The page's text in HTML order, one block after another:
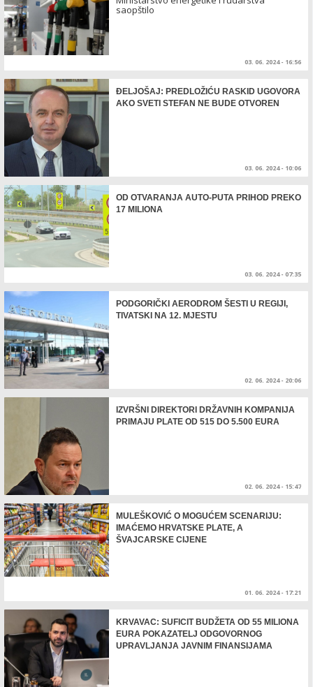
saopštilo
03. 06. 2024 - 16:56
ĐELJOŠAJ: PREDLOŽIĆU RASKID UGOVORA
AKO SVETI STEFAN NE BUDE OTVOREN
03. 06. 2024 - 10:06
OD OTVARANJA AUTO-PUTA PRIHOD PREKO
17 MILIONA
03. 06. 2024 - 07:35
PODGORIČKI AERODROM ŠESTI U REGIJI,
TIVATSKI NA 12. MJESTU
02. 06. 2024 - 20:06
IZVRŠNI DIREKTORI DRŽAVNIH KOMPANIJA
PRIMAJU PLATE OD 515 DO 5.500 EURA
02. 06. 2024 - 15:47
MULEŠKOVIĆ O MOGUĆEM SCENARIJU:
IMAĆEMO HRVATSKE PLATE, A
ŠVAJCARSKE CIJENE
01. 06. 2024 - 17:21
KRVAVAC: SUFICIT BUDŽETA OD 55 MILIONA
EURA POKAZATELJ ODGOVORNOG
UPRAVLJANJA JAVNIM FINANSIJAMA